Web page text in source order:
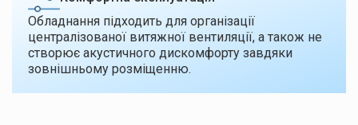
Обладнання підходить для організації
централізованої витяжної вентиляції, а також не
створює акустичного дискомфорту завдяки
зовнішньому розміщенню.